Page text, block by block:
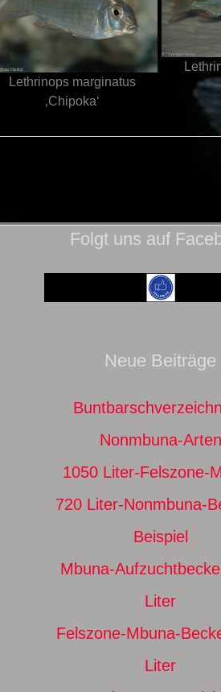
Lethrinops marginatus
‚Chipoka‘
Folgt uns auf
Neue Beiträge
Nonmbuna-Arten
1050 Liter-Felszone-
720 Liter-Nonmbuna-
Beispiel
Mbuna-
Liter
Felszone-Mbuna-
Liter